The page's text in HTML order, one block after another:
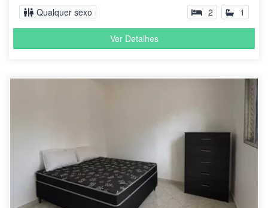
Qualquer sexo 2 1
Ver Detalhes